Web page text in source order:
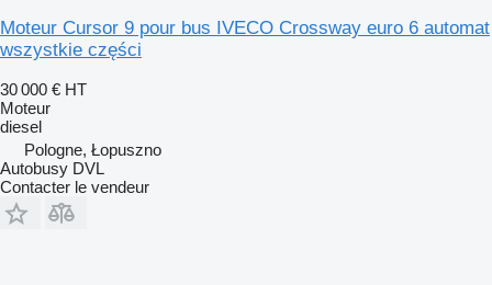
Moteur Cursor 9 pour bus IVECO Crossway euro 6 automat
wszystkie części
30 000 € HT
Moteur
diesel
Pologne, Łopuszno
Autobusy DVL
Contacter le vendeur